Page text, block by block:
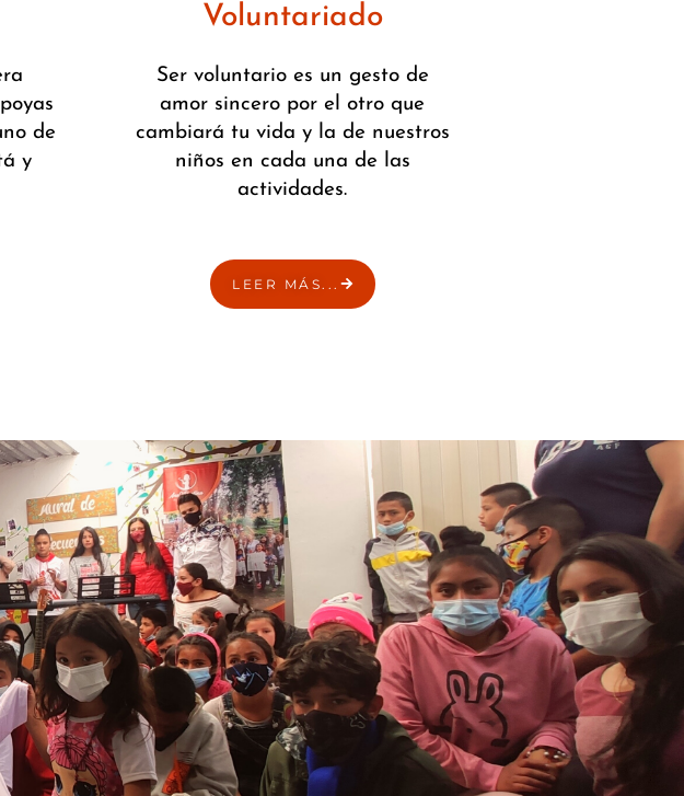
de
y
Voluntariado
Ser voluntario es un gesto de
amor sincero por el otro que
cambiará tu vida y la de nuestros
niños en cada una de las
actividades.
LEER MÁS...